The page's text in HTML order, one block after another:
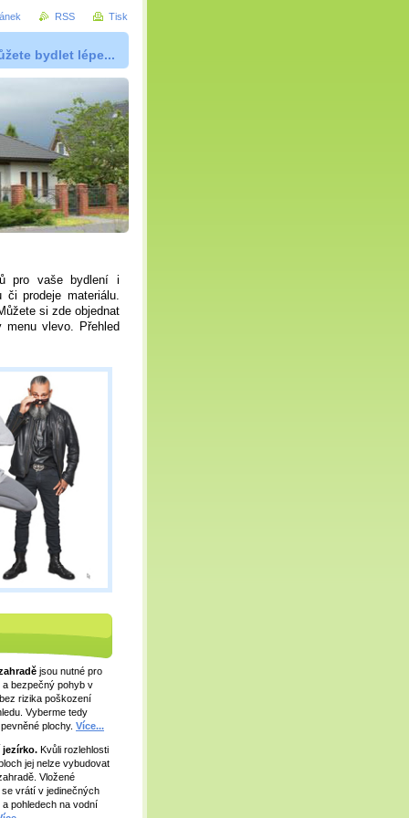
bydlet lépe...
pro vaše bydlení i
prodeje materiálu.
si zde objednat
vlevo. Přehled
jsou nutné pro
a bezpečný pohyb v
rizika poškození
Vyberme tedy
plochy. Více...
jezírko. Kvůli rozlehlosti
jej nelze vybudovat
Vložené
vrátí v jedinečných
pohledech na vodní
RSS Tisk